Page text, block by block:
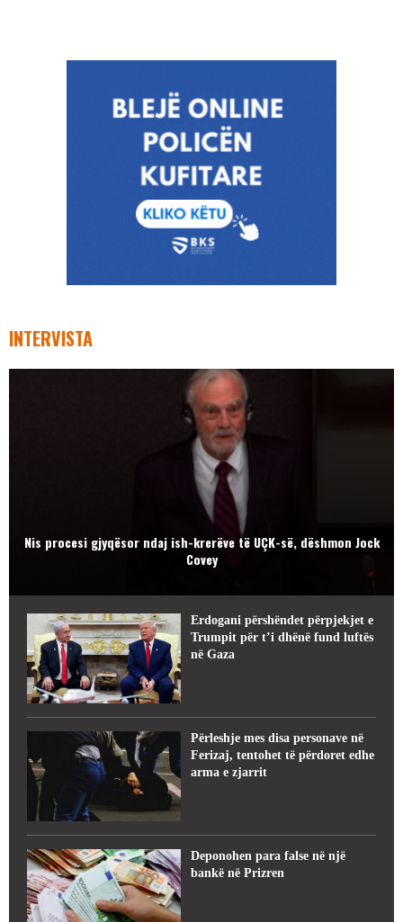
INTERVISTA
Nis procesi gjyqësor ndaj ish-krerëve të UÇK-së, dëshmon Jock
Covey
Erdogani përshëndet përpjekjet e
Trumpit për t’i dhënë fund luftës
në Gaza
Përleshje mes disa personave në
Ferizaj, tentohet të përdoret edhe
arma e zjarrit
Deponohen para false në një
bankë në Prizren